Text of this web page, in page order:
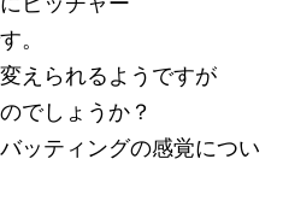
。
えられるようですが
でしょうか？
ッティングの感覚につい